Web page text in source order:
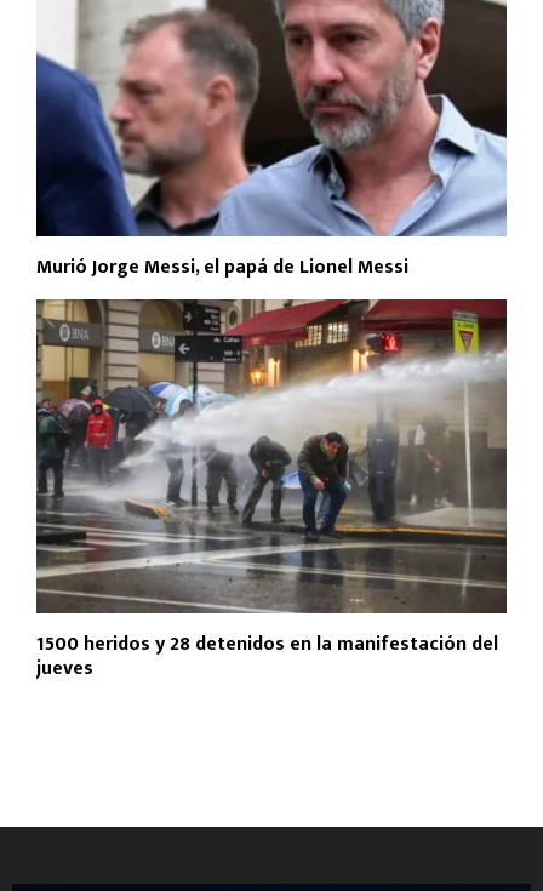
Murió Jorge Messi, el papá de Lionel Messi
1500 heridos y 28 detenidos en la manifestación del
jueves